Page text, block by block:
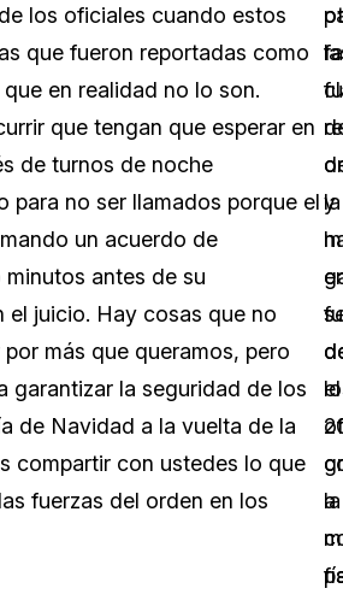
y Traducción
y
Atención Telefónica
Crisis y Las Líneas Directas
Por Menor
nosotros
los oficiales cuando estos
que fueron reportadas como
en realidad no lo son.
que tengan que esperar en
de turnos de noche
para no ser llamados porque el
un acuerdo de
antes de su
el juicio. Hay cosas que no
más que queramos, pero
garantizar la seguridad de los
de Navidad a la vuelta de la
compartir con ustedes lo que
fuerzas del orden en los
y
el
a
la
la